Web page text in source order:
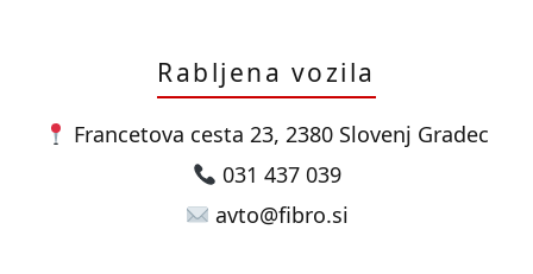
Rabljena vozila
Francetova cesta 23, 2380 Slovenj Gradec
031 437 039
avto@fibro.si